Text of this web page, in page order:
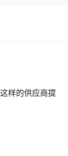
样的供应商提